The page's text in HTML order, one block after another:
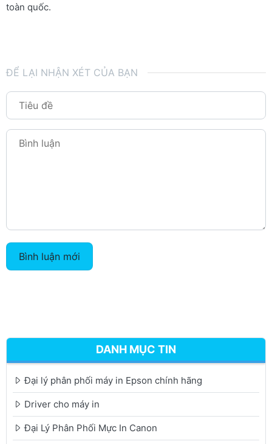
toàn quốc.
ĐỂ LẠI NHẬN XÉT CỦA BẠN
Bình luận mới
DANH MỤC TIN
Đại lý phân phối máy in Epson chính hãng
Driver cho máy in
Đại Lý Phân Phối Mực In Canon